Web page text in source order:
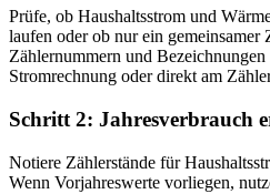
Prüfe, ob Haushaltsstrom und
laufen oder ob nur ein gemeinsamer
Zählernummern und
Stromrechnung oder direkt am
Schritt 2: Jahresverbrauch
Notiere Zählerstände für
Wenn Vorjahreswerte vorliegen,